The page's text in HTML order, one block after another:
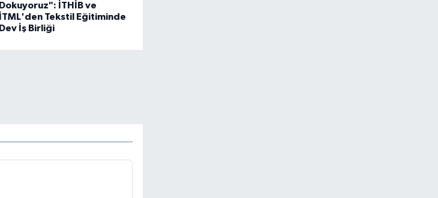
Dokuyoruz": İTHİB ve
İTML'den Tekstil Eğitiminde
Dev İş Birliği